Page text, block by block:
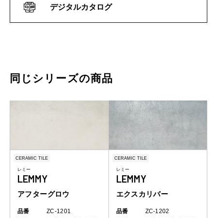
デジタルカタログ
同じシリーズの商品
CERAMIC TILE
レミー
LEMMY
アフターグロウ
品番
ZC-1201
CERAMIC TILE
レミー
LEMMY
エクスカリバー
品番
ZC-1202